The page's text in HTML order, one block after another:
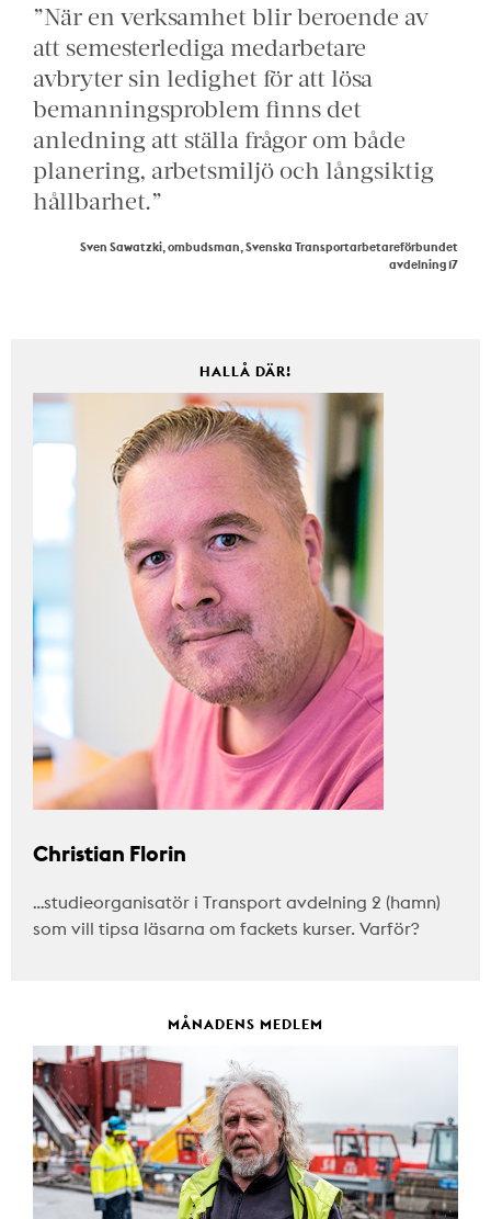
”När en verksamhet blir beroende av
att semesterlediga medarbetare
avbryter sin ledighet för att lösa
bemanningsproblem finns det
anledning att ställa frågor om både
planering, arbetsmiljö och långsiktig
hållbarhet.”
Sven Sawatzki, ombudsman, Svenska Transportarbetareförbundet
avdelning 17
HALLÅ DÄR!
Christian Florin
…studieorganisatör i Transport avdelning 2 (hamn)
som vill tipsa läsarna om fackets kurser. Varför?
MÅNADENS MEDLEM